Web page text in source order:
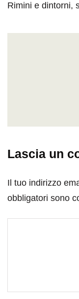
Rimini e dintorni,
Lascia un
Il tuo indirizzo
obbligatori sono